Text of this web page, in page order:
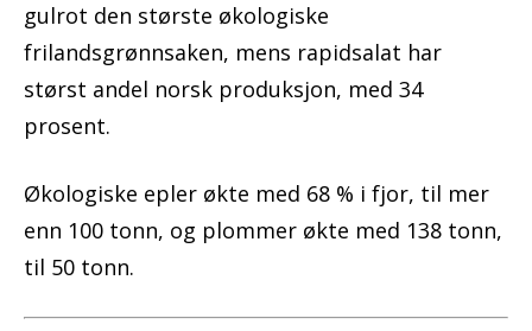
gulrot den største økologiske
frilandsgrønnsaken, mens rapidsalat har
størst andel norsk produksjon, med 34
prosent.
Økologiske epler økte med 68 % i fjor, til mer
enn 100 tonn, og plommer økte med 138 tonn,
til 50 tonn.